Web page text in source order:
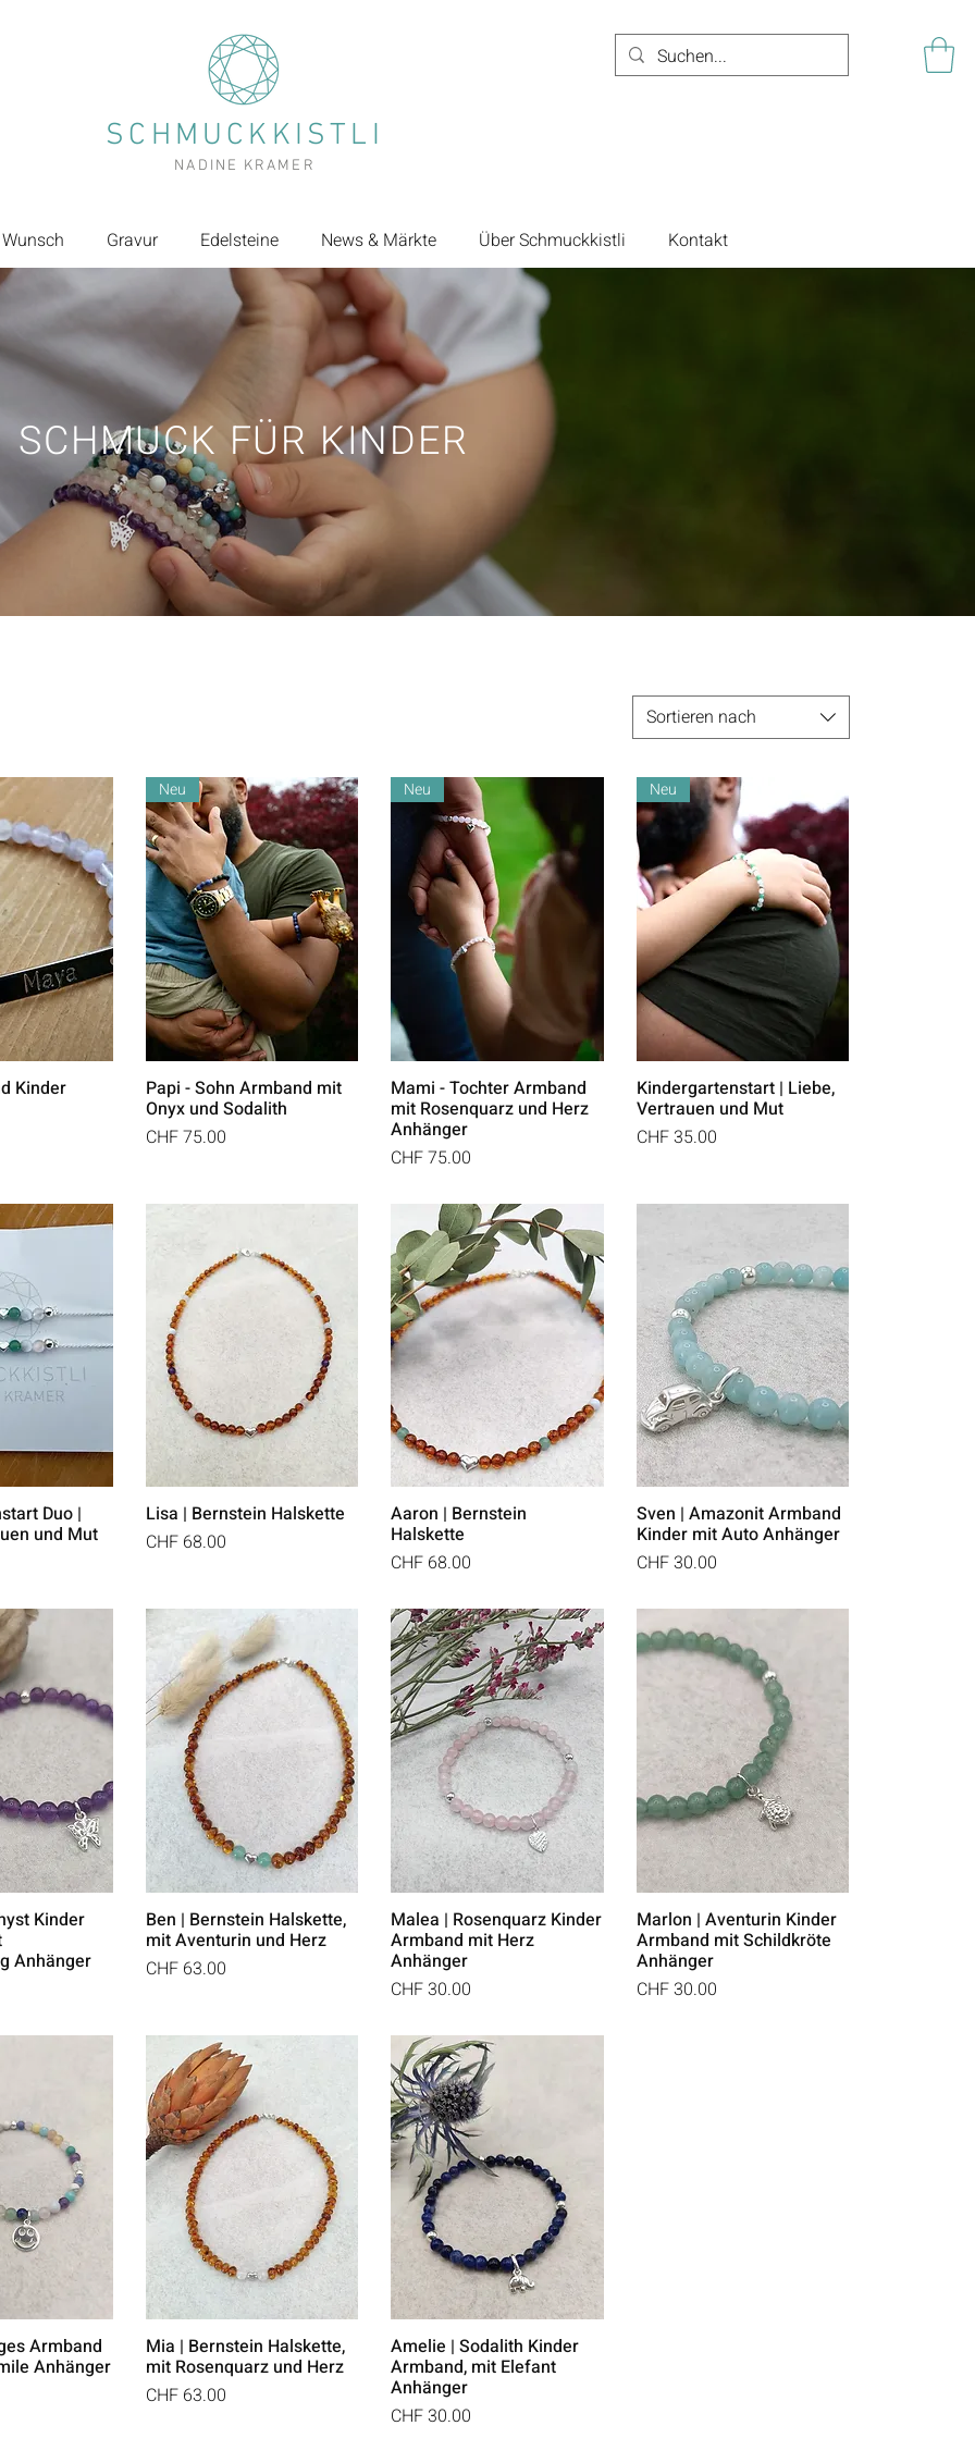
SCHMUCKKISTLI
NADINE KRAMER
Gravur Edelsteine News & Märkte Über Schmuckkistli Kontakt
SCHMUCK FÜR KINDER
Sortieren nach
Kinder
Neu
Papi - Sohn Armband mit
Onyx und Sodalith
Preis
CHF 75.00
Neu
Mami - Tochter Armband
mit Rosenquarz und Herz
Anhänger
Preis
CHF 75.00
Neu
Kindergartenstart | Liebe,
Vertrauen und Mut
Preis
CHF 35.00
Duo |
und Mut
Lisa | Bernstein Halskette
Preis
CHF 68.00
Aaron | Bernstein
Halskette
Preis
CHF 68.00
Sven | Amazonit Armband
Kinder mit Auto Anhänger
Preis
CHF 30.00
Kinder
Anhänger
Ben | Bernstein Halskette,
mit Aventurin und Herz
Preis
CHF 63.00
Malea | Rosenquarz Kinder
Armband mit Herz
Anhänger
Preis
CHF 30.00
Marlon | Aventurin Kinder
Armband mit Schildkröte
Anhänger
Preis
CHF 30.00
Armband
Anhänger
Mia | Bernstein Halskette,
mit Rosenquarz und Herz
Preis
CHF 63.00
Amelie | Sodalith Kinder
Armband, mit Elefant
Anhänger
Preis
CHF 30.00